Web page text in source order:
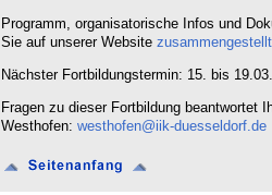
Programm, organisatorische Infos und
Sie auf unserer Website zusammengestellt
Nächster Fortbildungstermin: 15. bis
Fragen zu dieser Fortbildung beantwortet
Westhofen: westhofen@iik-duesseldorf.de